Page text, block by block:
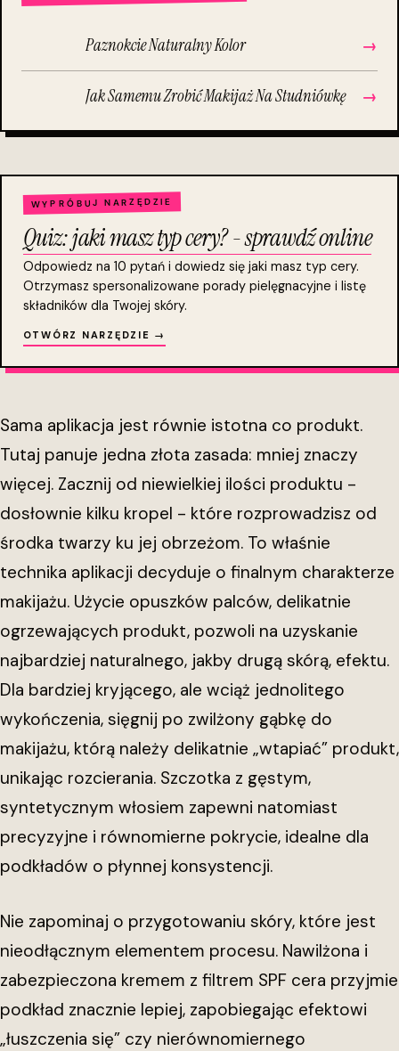
Paznokcie Naturalny Kolor →
Jak Samemu Zrobić Makijaż Na Studniówkę →
WYPRÓBUJ NARZĘDZIE
Quiz: jaki masz typ cery? - sprawdź online
Odpowiedz na 10 pytań i dowiedz się jaki masz typ cery.
Otrzymasz spersonalizowane porady pielęgnacyjne i listę
składników dla Twojej skóry.
OTWÓRZ NARZĘDZIE →
Sama aplikacja jest równie istotna co produkt.
Tutaj panuje jedna złota zasada: mniej znaczy
więcej. Zacznij od niewielkiej ilości produktu -
dosłownie kilku kropel - które rozprowadzisz od
środka twarzy ku jej obrzeżom. To właśnie
technika aplikacji decyduje o finalnym charakterze
makijażu. Użycie opuszków palców, delikatnie
ogrzewających produkt, pozwoli na uzyskanie
najbardziej naturalnego, jakby drugą skórą, efektu.
Dla bardziej kryjącego, ale wciąż jednolitego
wykończenia, sięgnij po zwilżony gąbkę do
makijażu, którą należy delikatnie „wtapiać” produkt,
unikając rozcierania. Szczotka z gęstym,
syntetycznym włosiem zapewni natomiast
precyzyjne i równomierne pokrycie, idealne dla
podkładów o płynnej konsystencji.
Nie zapominaj o przygotowaniu skóry, które jest
nieodłącznym elementem procesu. Nawilżona i
zabezpieczona kremem z filtrem SPF cera przyjmie
podkład znacznie lepiej, zapobiegając efektowi
„łuszczenia się” czy nierównomiernego